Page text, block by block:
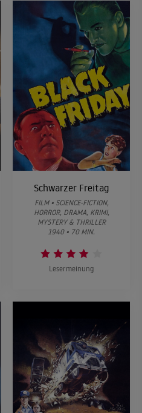
Schwarzer Freitag
FILM • SCIENCE-FICTION,
HORROR, DRAMA, KRIMI,
MYSTERY & THRILLER
1940 • 70 MIN.
Lesermeinung